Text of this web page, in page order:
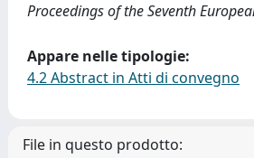
Proceedings of the Seventh
Appare nelle tipologie:
4.2 Abstract in Atti di convegno
File in questo prodotto: